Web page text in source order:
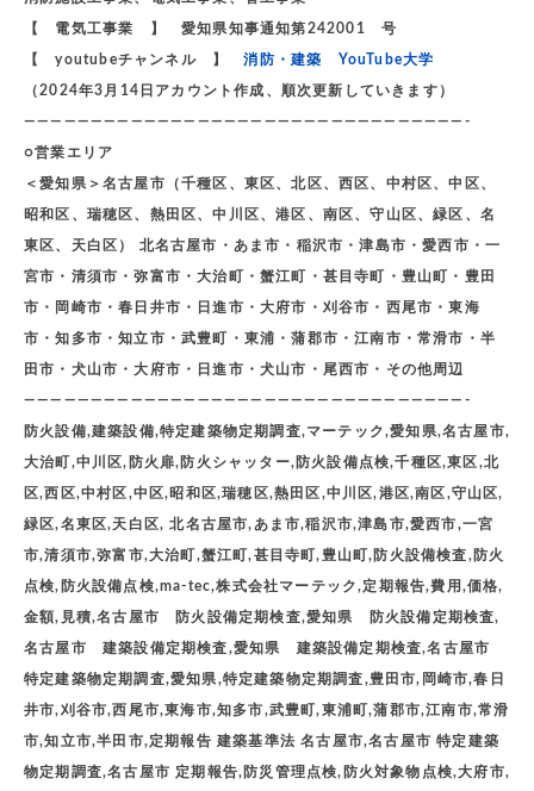
【 電気工事業 】 愛知県知事通知第242001 号
【 youtubeチャンネル 】消防・建築 YouTube大学
（2024年3月14日アカウント作成、順次更新していきます）
—————————————————————————————————-
○営業エリア
＜愛知県＞名古屋市（千種区、東区、北区、西区、中村区、中区、
昭和区、瑞穂区、熱田区、中川区、港区、南区、守山区、緑区、名
東区、天白区） 北名古屋市・あま市・稲沢市・津島市・愛西市・一
宮市・清須市・弥富市・大治町・蟹江町・甚目寺町・豊山町・豊田
市・岡崎市・春日井市・日進市・大府市・刈谷市・西尾市・東海
市・知多市・知立市・武豊町・東浦・蒲郡市・江南市・常滑市・半
田市・犬山市・大府市・日進市・犬山市・尾西市・その他周辺
—————————————————————————————————-
防火設備,建築設備,特定建築物定期調査,マーテック,愛知県,名古屋市,
大治町,中川区,防火扉,防火シャッター,防火設備点検,千種区,東区,北
区,西区,中村区,中区,昭和区,瑞穂区,熱田区,中川区,港区,南区,守山区,
緑区,名東区,天白区, 北名古屋市,あま市,稲沢市,津島市,愛西市,一宮
市,清須市,弥富市,大治町,蟹江町,甚目寺町,豊山町,防火設備検査,防火
点検,防火設備点検,ma-tec,株式会社マーテック,定期報告,費用,価格,
金額,見積,名古屋市 防火設備定期検査,愛知県 防火設備定期検査,
名古屋市 建築設備定期検査,愛知県 建築設備定期検査,名古屋市
特定建築物定期調査,愛知県,特定建築物定期調査,豊田市,岡崎市,春日
井市,刈谷市,西尾市,東海市,知多市,武豊町,東浦町,蒲郡市,江南市,常滑
市,知立市,半田市,定期報告 建築基準法 名古屋市,名古屋市 特定建築
物定期調査,名古屋市 定期報告,防災管理点検,防火対象物点検,大府市,